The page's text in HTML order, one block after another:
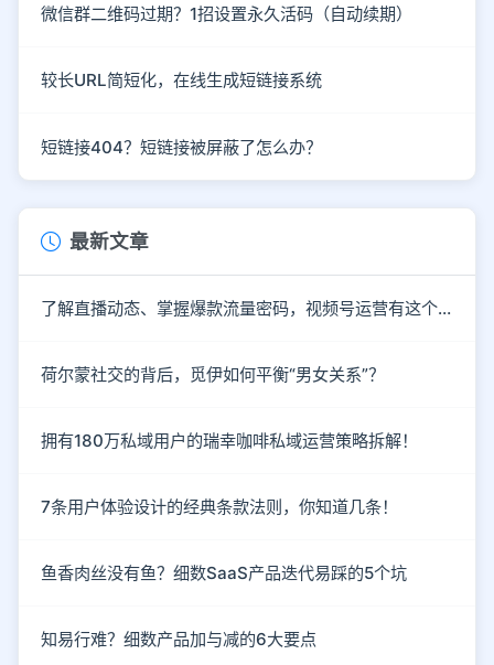
微信群二维码过期？1招设置永久活码（自动续期）
较长URL简短化，在线生成短链接系统
短链接404？短链接被屏蔽了怎么办？
最新文章
了解直播动态、掌握爆款流量密码，视频号运营有这个就够了！
荷尔蒙社交的背后，觅伊如何平衡“男女关系”？
拥有180万私域用户的瑞幸咖啡私域运营策略拆解！
7条用户体验设计的经典条款法则，你知道几条！
鱼香肉丝没有鱼？细数SaaS产品迭代易踩的5个坑
知易行难？细数产品加与减的6大要点